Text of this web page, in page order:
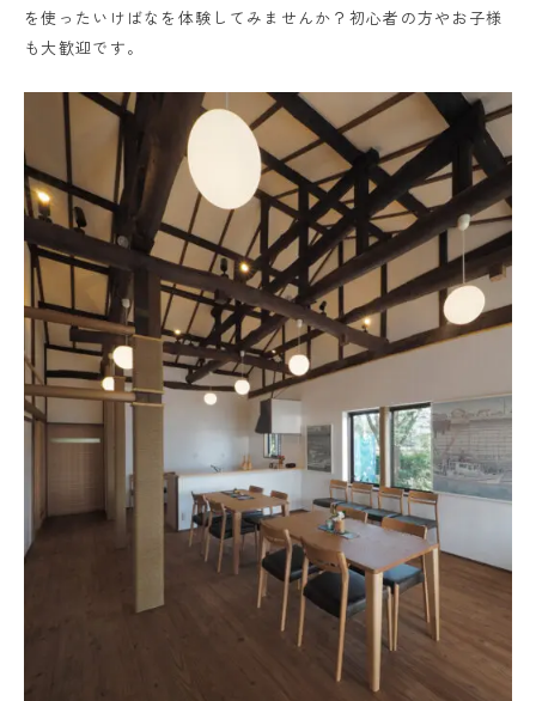
を使ったいけばなを体験してみませんか？初心者の方やお子様
も大歓迎です。